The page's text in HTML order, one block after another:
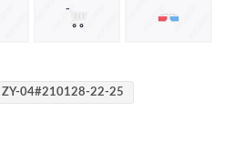
ZY-04#210128-22-25